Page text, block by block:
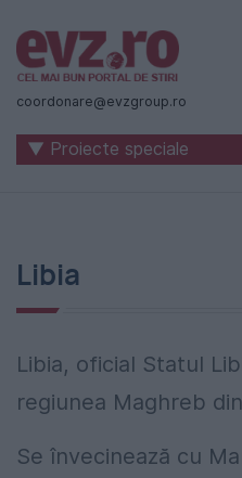
Știri
naționale
internaționale
-
Evenimentul
Zilei
coordonare@evzgroup.ro
▼ Proiecte speciale
Libia
Libia, oficial Statul
regiunea Maghreb
Se învecinează cu